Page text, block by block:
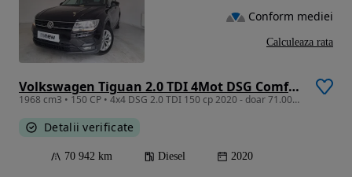
Volkswagen Tiguan 2.0 TDI 4Mot DSG Comfortline
1968 cm3 • 150 CP • 4x4 DSG 2.0 TDI 150 cp 2020 - doar 71.000 km 21500 eur
Detalii verificate
70 942 km Diesel 2020
Conform mediei
Calculeaza rata